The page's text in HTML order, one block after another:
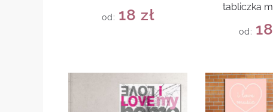
od: 18 zł
tabliczka
od: 18